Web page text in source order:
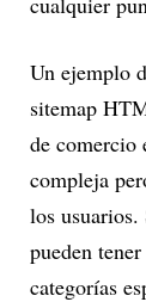
Un ejemplo
sitemap
de comercio
compleja
los
pueden
categorías